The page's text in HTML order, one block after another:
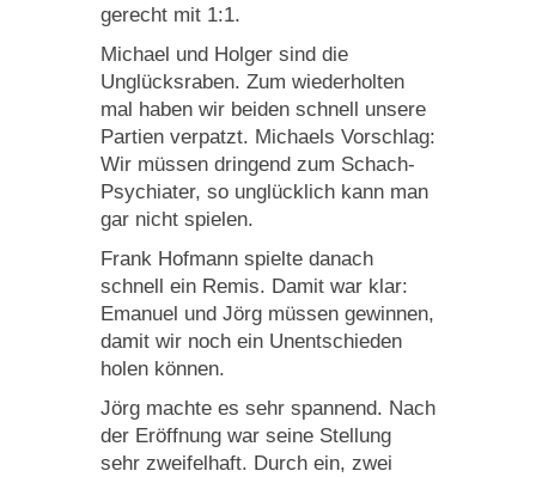
gerecht mit 1:1.
Michael und Holger sind die
Unglücksraben. Zum wiederholten
mal haben wir beiden schnell unsere
Partien verpatzt. Michaels Vorschlag:
Wir müssen dringend zum Schach-
Psychiater, so unglücklich kann man
gar nicht spielen.
Frank Hofmann spielte danach
schnell ein Remis. Damit war klar:
Emanuel und Jörg müssen gewinnen,
damit wir noch ein Unentschieden
holen können.
Jörg machte es sehr spannend. Nach
der Eröffnung war seine Stellung
sehr zweifelhaft. Durch ein, zwei